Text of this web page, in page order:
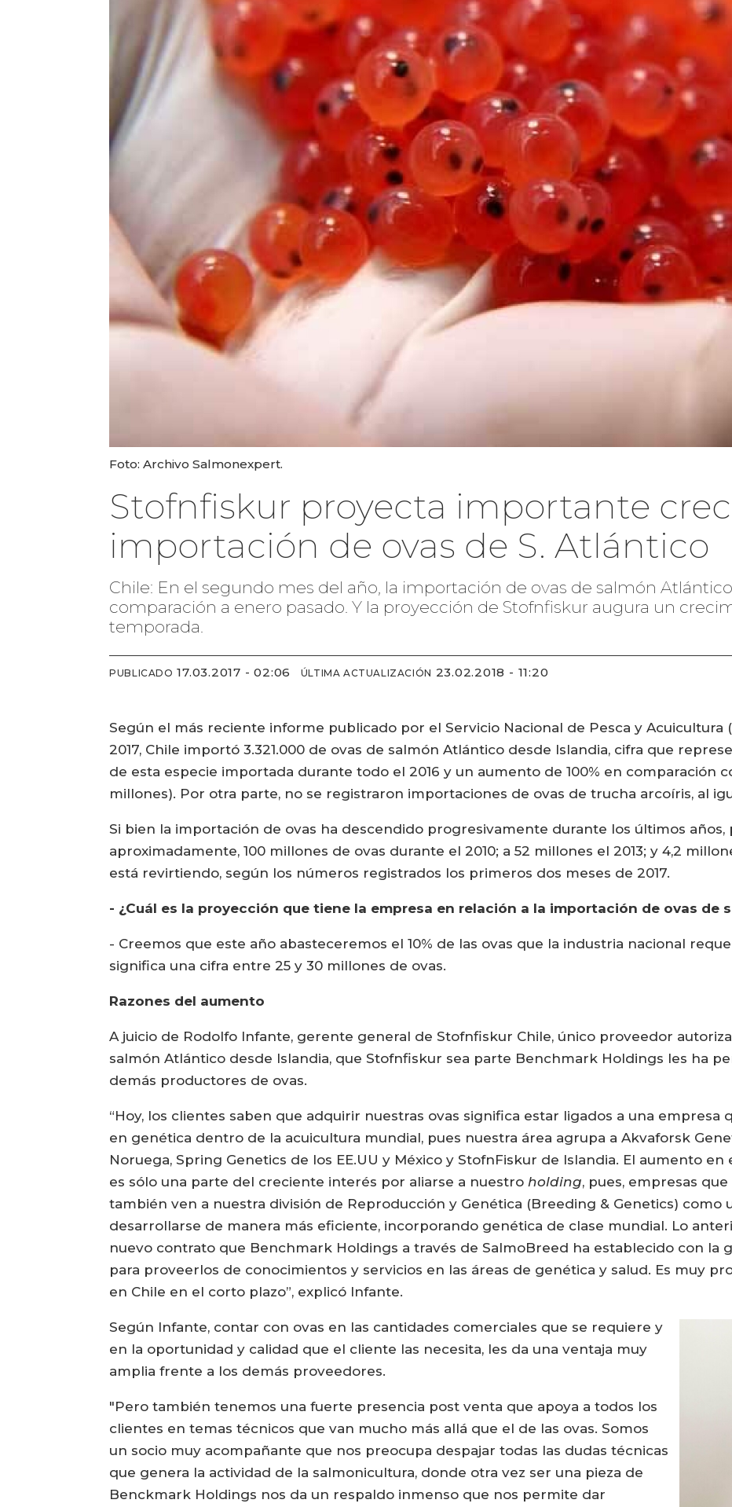
Foto: Archivo Salmonexpert.
Stofnfiskur proyecta importante
importación de ovas de S. Atlántico
Chile: En el segundo mes del año, la importación de ovas de salmón
comparación a enero pasado. Y la proyección de Stofnfiskur augura un
temporada.
PUBLICADO 17.03.2017 - 02:06 ÚLTIMA ACTUALIZACIÓN 23.02.2018 - 11:20
Según el más reciente informe publicado por el Servicio Nacional de Pesca y Acuicultura
2017, Chile importó 3.321.000 de ovas de salmón Atlántico desde Islandia, cifra que
de esta especie importada durante todo el 2016 y un aumento de 100% en comparación
millones). Por otra parte, no se registraron importaciones de ovas de trucha arcoíris, al
Si bien la importación de ovas ha descendido progresivamente durante los últimos años,
aproximadamente, 100 millones de ovas durante el 2010; a 52 millones el 2013; y 4,2
está revirtiendo, según los números registrados los primeros dos meses de 2017.
- ¿Cuál es la proyección que tiene la empresa en relación a la importación de ovas de
- Creemos que este año abasteceremos el 10% de las ovas que la industria nacional
significa una cifra entre 25 y 30 millones de ovas.
Razones del aumento
A juicio de Rodolfo Infante, gerente general de Stofnfiskur Chile, único proveedor
salmón Atlántico desde Islandia, que Stofnfiskur sea parte Benchmark Holdings les ha
demás productores de ovas.
“Hoy, los clientes saben que adquirir nuestras ovas significa estar ligados a una empresa
en genética dentro de la acuicultura mundial, pues nuestra área agrupa a Akvaforsk
Noruega, Spring Genetics de los EE.UU y México y StofnFiskur de Islandia. El aumento
es sólo una parte del creciente interés por aliarse a nuestro holding, pues, empresas
también ven a nuestra división de Reproducción y Genética (Breeding & Genetics)
desarrollarse de manera más eficiente, incorporando genética de clase mundial. Lo
nuevo contrato que Benchmark Holdings a través de SalmoBreed ha establecido con la
para proveerlos de conocimientos y servicios en las áreas de genética y salud. Es muy
en Chile en el corto plazo”, explicó Infante.
Según Infante, contar con ovas en las cantidades comerciales que se requiere y
en la oportunidad y calidad que el cliente las necesita, les da una ventaja muy
amplia frente a los demás proveedores.
"Pero también tenemos una fuerte presencia post venta que apoya a todos los
clientes en temas técnicos que van mucho más allá que el de las ovas. Somos
un socio muy acompañante que nos preocupa despajar todas las dudas técnicas
que genera la actividad de la salmonicultura, donde otra vez ser una pieza de
Benckmark Holdings nos da un respaldo inmenso que nos permite dar